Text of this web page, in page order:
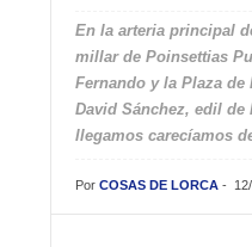
En la arteria principal
millar de Poinsettias
Fernando y la Plaza
David Sánchez, edil de
llegamos carecíamos
Por COSAS DE LORCA-